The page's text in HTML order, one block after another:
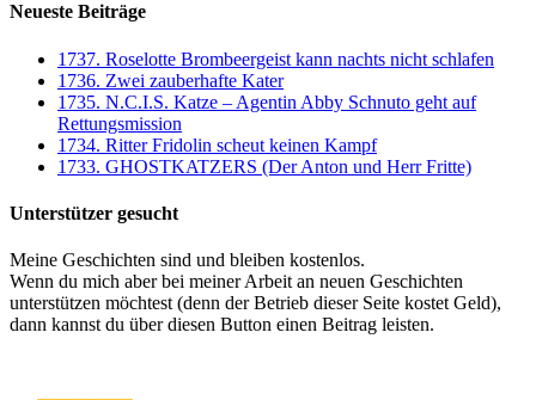
Neueste Beiträge
1737. Roselotte Brombeergeist kann nachts nicht schlafen
1736. Zwei zauberhafte Kater
1735. N.C.I.S. Katze – Agentin Abby Schnuto geht auf
Rettungsmission
1734. Ritter Fridolin scheut keinen Kampf
1733. GHOSTKATZERS (Der Anton und Herr Fritte)
Unterstützer gesucht
Meine Geschichten sind und bleiben kostenlos.
Wenn du mich aber bei meiner Arbeit an neuen Geschichten
unterstützen möchtest (denn der Betrieb dieser Seite kostet Geld),
dann kannst du über diesen Button einen Beitrag leisten.